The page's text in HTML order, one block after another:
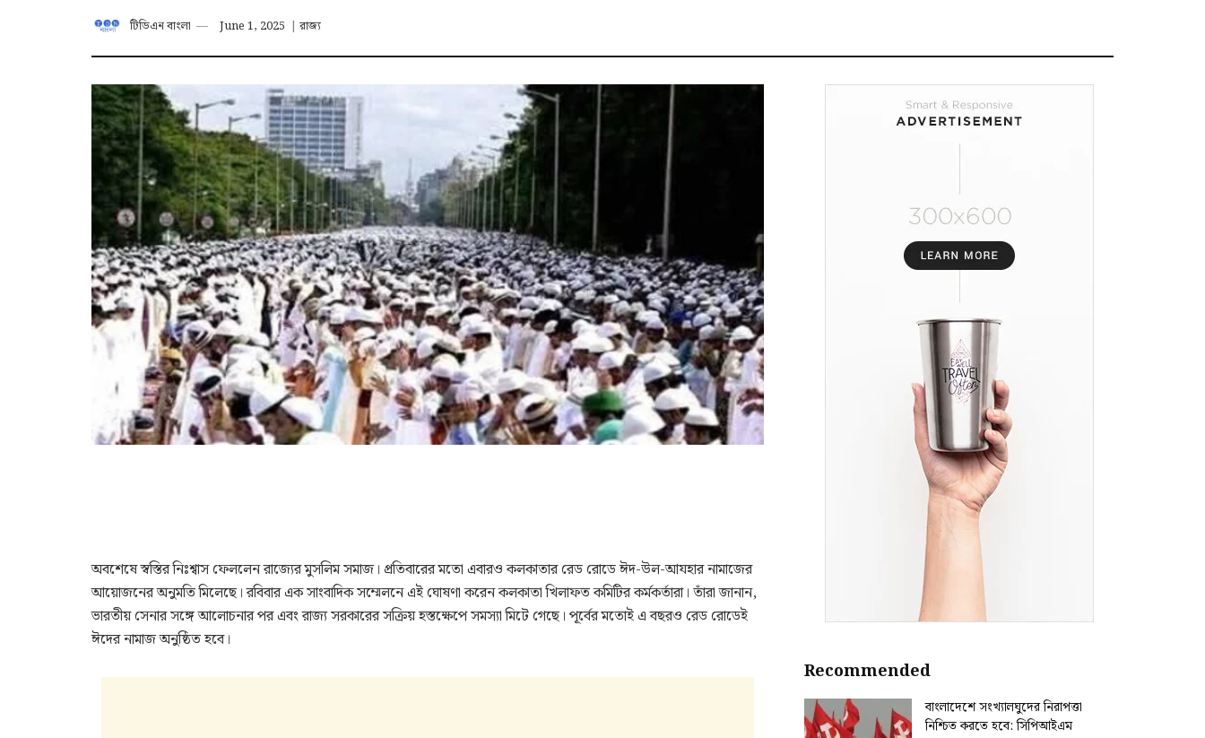
টিডিএন বাংলা June 1, 2025 | রাজ্য
অবশেষে স্বস্তির নিঃশ্বাস ফেললেন রাজ্যের মুসলিম সমাজ। প্রতিবারের মতো এবারও কলকাতার রেড রোডে ঈদ-উল-আযহার নামাজের
আয়োজনের অনুমতি মিলেছে। রবিবার এক সাংবাদিক সম্মেলনে এই ঘোষণা করেন কলকাতা খিলাফত কমিটির কর্মকর্তারা। তাঁরা জানান,
ভারতীয় সেনার সঙ্গে আলোচনার পর এবং রাজ্য সরকারের সক্রিয় হস্তক্ষেপে সমস্যা মিটে গেছে। পূর্বের মতোই এ বছরও রেড রোডেই
ঈদের নামাজ অনুষ্ঠিত হবে।
Recommended
বাংলাদেশে সংখ্যালঘুদের নিরাপত্তা
নিশ্চিত করতে হবে: সিপিআইএম